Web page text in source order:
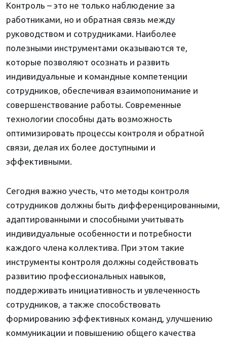
Контроль – это не только наблюдение за
работниками, но и обратная связь между
руководством и сотрудниками. Наиболее
полезными инструментами оказываются те,
которые позволяют осознать и развить
индивидуальные и командные компетенции
сотрудников, обеспечивая взаимопонимание и
совершенствование работы. Современные
технологии способны дать возможность
оптимизировать процессы контроля и обратной
связи, делая их более доступными и
эффективными.
Сегодня важно учесть, что методы контроля
сотрудников должны быть дифференцированными,
адаптированными и способными учитывать
индивидуальные особенности и потребности
каждого члена коллектива. При этом такие
инструменты контроля должны содействовать
развитию профессиональных навыков,
поддерживать инициативность и увлеченность
сотрудников, а также способствовать
формированию эффективных команд, улучшению
коммуникации и повышению общего качества